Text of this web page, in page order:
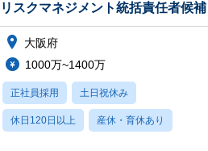
リスクマネジメント統括責任者候補
大阪府
1000万~1400万
正社員採用 土日祝休み
休日120日以上 産休・育休あり